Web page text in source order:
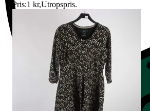
Pris:1 kr,Utropspris.